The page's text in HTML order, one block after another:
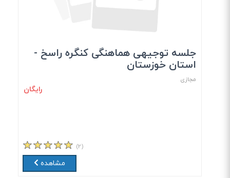
جلسه توجیهی هماهنگی کنگره راسخ -
استان خوزستان
مجازی
رایگان
(۲)
مشاهده